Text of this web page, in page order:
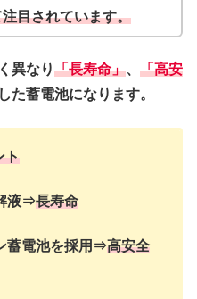
目されています。
異なり「長寿命」、 「高安
た蓄電池になります。
ト
液⇒長寿命
蓄電池を採用⇒高安全